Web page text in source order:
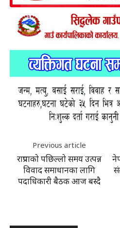
Previous article
राप्रपाको पछिल्लो समय उत्पन्न
विवाद समाधानका लागि
पदाधिकारी बैठक आज बस्दै